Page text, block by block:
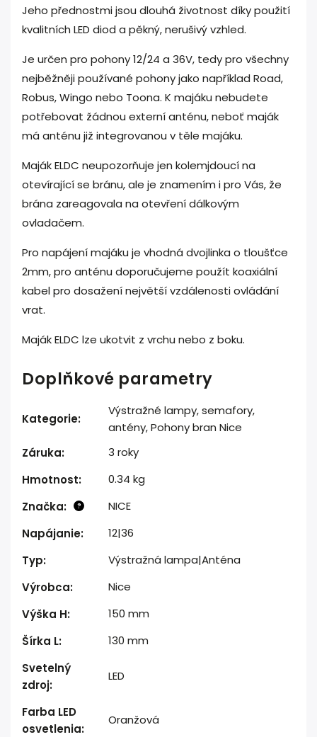
Jeho přednostmi jsou dlouhá životnost díky použití
kvalitních LED diod a pěkný, nerušivý vzhled.
Je určen pro pohony 12/24 a 36V, tedy pro všechny
nejběžněji používané pohony jako například Road,
Robus, Wingo nebo Toona. K majáku nebudete
potřebovat žádnou externí anténu, neboť maják
má anténu již integrovanou v těle majáku.
Maják ELDC neupozorňuje jen kolemjdoucí na
otevírající se bránu, ale je znamením i pro Vás, že
brána zareagovala na otevření dálkovým
ovladačem.
Pro napájení majáku je vhodná dvojlinka o tloušťce
2mm, pro anténu doporučujeme použít koaxiální
kabel pro dosažení největší vzdálenosti ovládání
vrat.
Maják ELDC lze ukotvit z vrchu nebo z boku.
Doplňkové parametry
Kategorie:
Výstražné lampy, semafory,
antény,Pohony bran Nice
Záruka:
3 roky
Hmotnost: 0.34 kg
?
Značka:
NICE
Napájanie:
12|36
Typ:
Výstražná lampa|Anténa
Výrobca:
Nice
Výška H:
150 mm
Šírka L:
130 mm
Svetelný
zdroj:
LED
Farba LED
osvetlenia:
Oranžová